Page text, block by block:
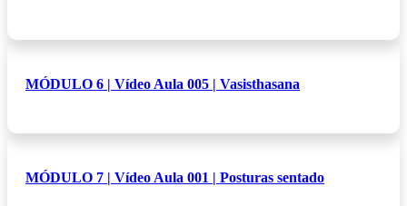
MÓDULO 6 | Vídeo Aula 005 | Vasisthasana
MÓDULO 7 | Vídeo Aula 001 | Posturas sentado